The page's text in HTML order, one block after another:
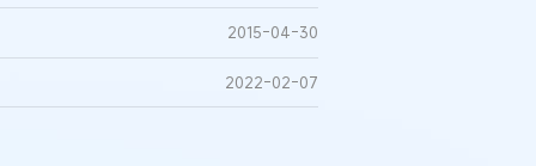
2015-04-30
2022-02-07